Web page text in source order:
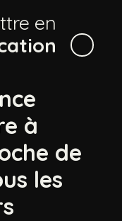
en
à
de
les